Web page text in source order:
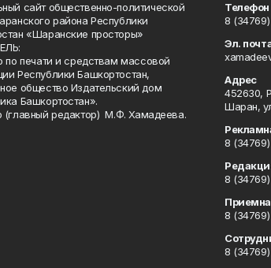
сайт общественно-политической
района Республики
«Шаранские просторы»
по печати и средствам массовой
Республики Башкортостан,
общество Издательский дом
Башкортостан».
(главный редактор) М.Ф. Хамадеева.
Телефон
8
Эл.
Адрес
452630,
Шаран,
8
8
8
8